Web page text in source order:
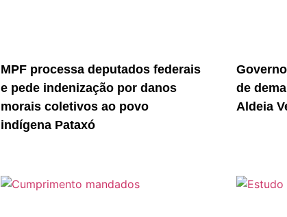
MPF processa deputados federais
e pede indenização por danos
morais coletivos ao povo
indígena Pataxó
de
Aldeia